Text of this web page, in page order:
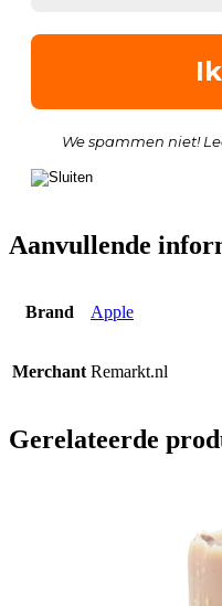
We spammen niet!
Aanvullende
Brand Apple
Merchant Remarkt.nl
Gerelateerde